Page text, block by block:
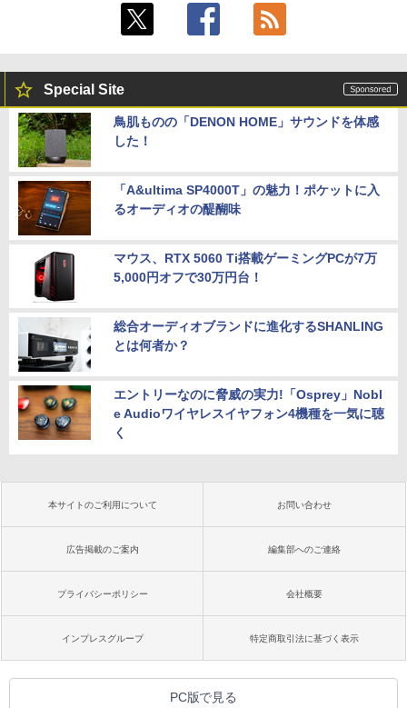
Special Site
鳥肌ものの「DENON HOME」サウンドを体感
した！
「A&ultima SP4000T」の魅力！ポケットに入
るオーディオの醍醐味
マウス、RTX 5060 Ti搭載ゲーミングPCが7万
5,000円オフで30万円台！
総合オーディオブランドに進化するSHANLING
とは何者か？
エントリーなのに脅威の実力!「Osprey」Nobl
e Audioワイヤレスイヤフォン4機種を一気に聴
く
本サイトのご利用について お問い合わせ
広告掲載のご案内 編集部へのご連絡
プライバシーポリシー 会社概要
インプレスグループ 特定商取引法に基づく表示
PC版で見る